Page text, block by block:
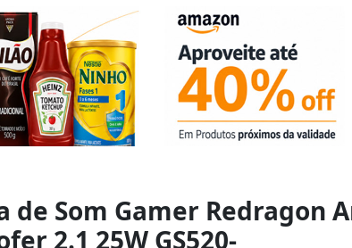
de Som Gamer Redragon
2.1 25W GS520-